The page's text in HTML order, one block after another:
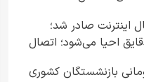
اینترنت صادر شد؛
احیا می‌شود؛ اتصال
۷۵ میلیون تومانی بازنشستگان کشوری